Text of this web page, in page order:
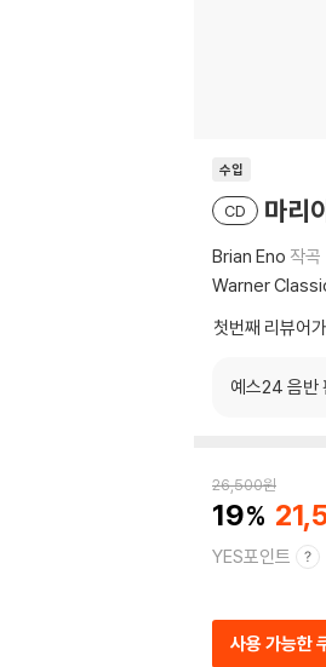
수입
CD 마리
Brian Eno 작곡
Warner
첫번째 리뷰어
예스24 음반
26,500원
19
YES포인트
사용 가능한